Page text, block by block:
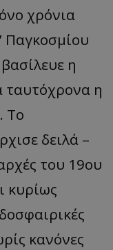
χρόνια
Παγκοσμίου
η
ταυτόχρονα η
Το
δειλά –
του 19ου
κυρίως
κανόνες